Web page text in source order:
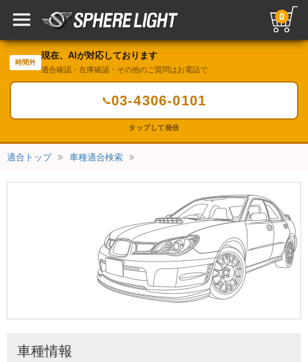
0
時間外
現在、AIが対応しております
適合確認・在庫確認・その他のご質問はお電話で
📞03-4306-0101
タップして発信
適合トップ 車種適合検索
車種情報